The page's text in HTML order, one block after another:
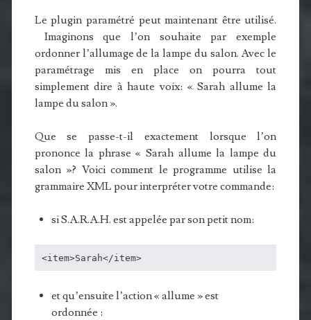
Le plugin paramétré peut maintenant être utilisé.
Imaginons que l’on souhaite par exemple
ordonner l’allumage de la lampe du salon. Avec le
paramétrage mis en place on pourra tout
simplement dire à haute voix: « Sarah allume la
lampe du salon ».
Que se passe-t-il exactement lorsque l’on
prononce la phrase « Sarah allume la lampe du
salon »? Voici comment le programme utilise la
grammaire XML pour interpréter votre commande:
si S.A.R.A.H. est appelée par son petit nom:
<item>Sarah</item>
et qu’ensuite l’action « allume » est
ordonnée :